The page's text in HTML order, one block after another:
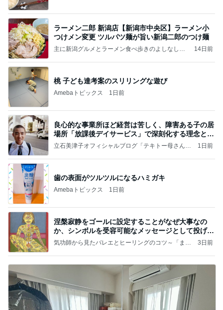
ラーメン二郎 新潟店【新潟市中央区】ラーメン小
つけメン変更 ツルパツ麺が旨い新潟二郎のつけ麺
主に新潟グルメとラーメン食べ歩きのよしなしご
14日前
桃 子ども達考案のスリリングな遊び
Amebaトピックス 1日前
良心的な事業所ほど経営は苦しく、障害ある子の居
場所「放課後デイサービス」で深刻化する理念と現
実の
立石美津子オフィシャルブログ「テキトー母さんの
1日前
歯の表面がツルツルになるハミガキ
Amebaトピックス 1日前
涅槃寂静をゴールに設定することがなぜ大事なの
か、シンボルを受容可能なメッセージとして投げる
ことが
気功師から見たバレエとヒーリングのコツ～「まと
3日前